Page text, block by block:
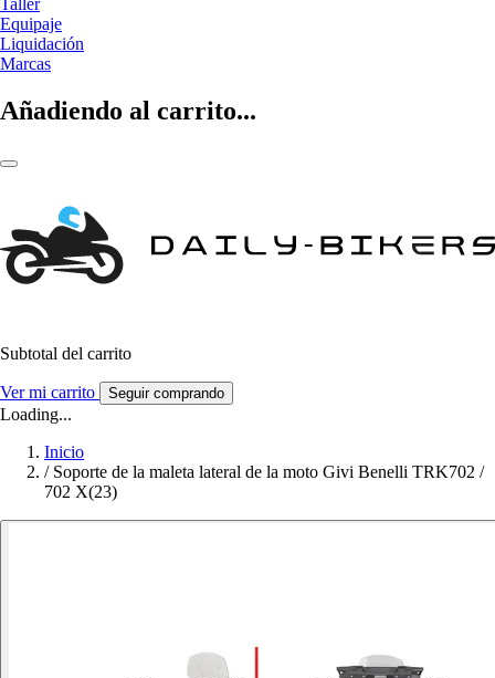
Equipaje
Liquidación
Marcas
Añadiendo al carrito...
Subtotal del carrito
Ver mi carrito Seguir comprando
Loading...
Inicio
/ Soporte de la maleta lateral de la moto Givi Benelli TRK702 /
702 X(23)